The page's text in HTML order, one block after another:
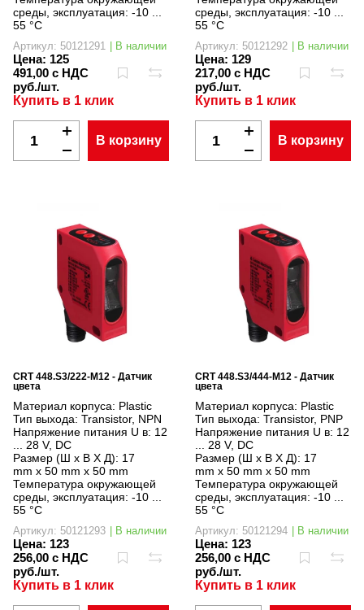
среды, эксплуатация: -10 ...
55 °C
Артикул: 50121291 | В наличии
Цена: 125
491,00 с НДС
руб./шт.
Купить в 1 клик
В корзину
среды, эксплуатация: -10 ...
55 °C
Артикул: 50121292 | В наличии
Цена: 129
217,00 с НДС
руб./шт.
Купить в 1 клик
В корзину
CRT 448.S3/222-M12 - Датчик
цвета
Материал корпуса: Plastic
Тип выхода: Transistor, NPN
Напряжение питания U в: 12
... 28 V, DC
Размер (Ш x В X Д): 17
mm x 50 mm x 50 mm
Температура окружающей
среды, эксплуатация: -10 ...
55 °C
Артикул: 50121293 | В наличии
Цена: 123
256,00 с НДС
руб./шт.
Купить в 1 клик
CRT 448.S3/444-M12 - Датчик
цвета
Материал корпуса: Plastic
Тип выхода: Transistor, PNP
Напряжение питания U в: 12
... 28 V, DC
Размер (Ш x В X Д): 17
mm x 50 mm x 50 mm
Температура окружающей
среды, эксплуатация: -10 ...
55 °C
Артикул: 50121294 | В наличии
Цена: 123
256,00 с НДС
руб./шт.
Купить в 1 клик